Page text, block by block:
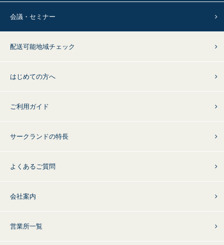
会議・セミナー
配送可能地域チェック
はじめての方へ
ご利用ガイド
サークランドの特長
よくあるご質問
会社案内
営業所一覧